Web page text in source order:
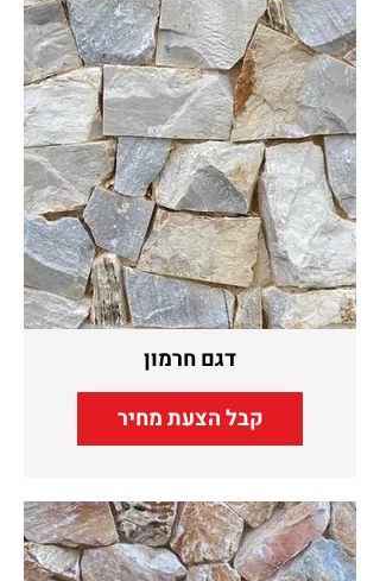
דגם חרמון
קבל הצעת מחיר